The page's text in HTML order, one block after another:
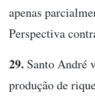
apenas
Perspectiva
29. Santo André
produção de